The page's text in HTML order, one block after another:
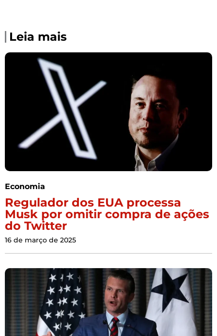
Leia mais
Economia
Regulador dos EUA processa
Musk por omitir compra de ações
do Twitter
16 de março de 2025